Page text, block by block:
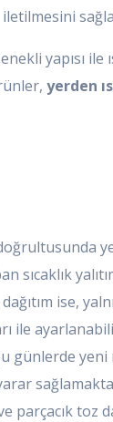
iletilmesini
yapısı ile
yerden
ise,
toz